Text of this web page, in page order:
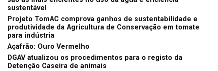
sustentável
Projeto TomAC comprova ganhos de sustentabilidade e
produtividade da Agricultura de Conservação em tomate
para indústria
Açafrão: Ouro Vermelho
DGAV atualizou os procedimentos para o registo da
Detenção Caseira de animais